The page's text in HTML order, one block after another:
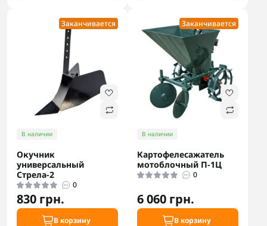
Заканчивается
В наличии
Окучник
универсальный
Стрела-2
0
830 грн.
В корзину
Заканчивается
В наличии
Картофелесажатель
мотоблочный П-1Ц
0
6 060 грн.
В корзину